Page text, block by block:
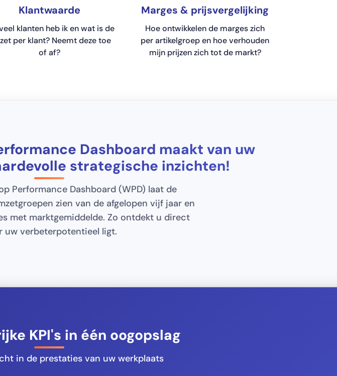
Klantwaarde
klanten heb ik en wat is de
per klant? Neemt deze toe
of af?
Marges & prijsvergelijking
Hoe ontwikkelen de marges zich
per artikelgroep en hoe verhouden
mijn prijzen zich tot de markt?
Dashboard maakt van uw
strategische inzichten!
Performance Dashboard (WPD) laat de
zien van de afgelopen vijf jaar en
met marktgemiddelde. Zo ontdekt u direct
uw verbeterpotentieel ligt.
KPI's in één oogopslag
in de prestaties van uw werkplaats